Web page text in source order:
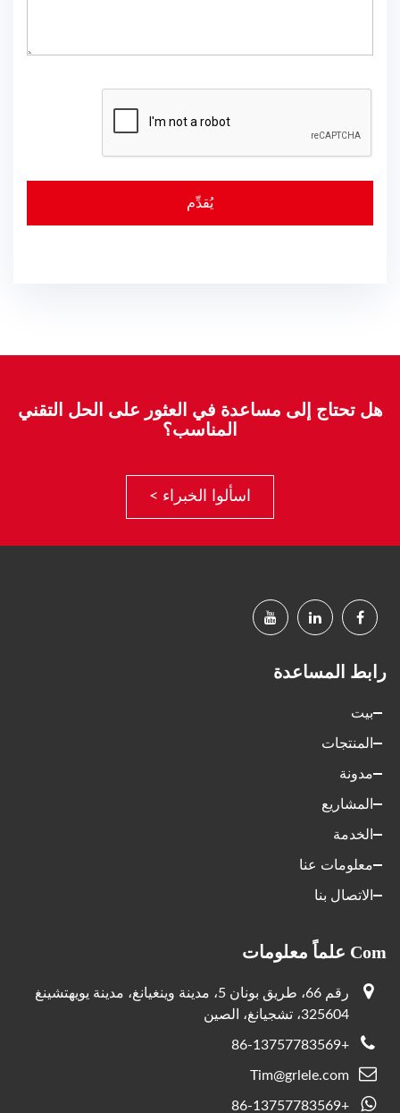
هل تحتاج إلى مساعدة في العثور على الحل التقني
المناسب؟
اسألوا الخبراء >
رابط المساعدة
بيت
المنتجات
مدونة
المشاريع
الخدمة
معلومات عنا
الاتصال بنا
Com علماً معلومات
رقم 66، طريق بونان 5، مدينة وينغيانغ، مدينة يويهتشينغ
325604، تشجيانغ، الصين
+86-13757783569
Tim@grlele.com
+86-13757783569